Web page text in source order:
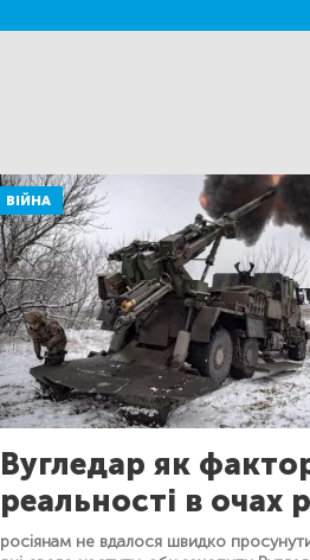
ВІЙНА
Вугледар як
реальності в очах
росіянам не вдалося швидко